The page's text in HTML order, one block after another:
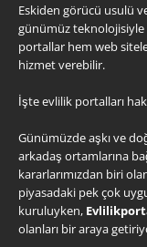
Eskiden görücü usulü
günümüz teknolojisiyle
portallar hem web
hizmet verebilir.
İşte evlilik portalları
Günümüzde aşkı ve
arkadaş ortamlarına
kararlarımızdan biri
piyasadaki pek çok
kuruluyken,
olanları bir araya